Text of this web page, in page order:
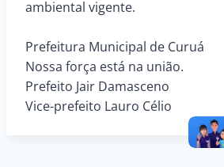
ambiental vigente.
Prefeitura Municipal de Curuá
Nossa força está na união.
Prefeito Jair Damasceno
Vice-prefeito Lauro Célio